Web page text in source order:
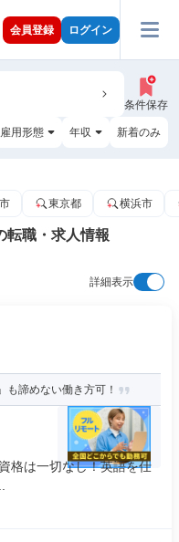
会員登録 ログイン
条件保存
雇用形態 年収 新着のみ
東京都 横浜市
転職・求人情報
詳細表示
も諦めない働き方可！
格は一切なし！英語を仕